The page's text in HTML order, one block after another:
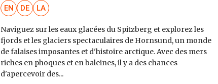
EN DE LA
Naviguez sur les eaux glacées du Spitzberg et explorez les
fjords et les glaciers spectaculaires de Hornsund, un monde
de falaises imposantes et d'histoire arctique. Avec des mers
riches en phoques et en baleines, il y a des chances
d'apercevoir des...